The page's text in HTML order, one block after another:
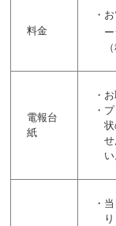
料金
・
電報台
紙
・
・
い
・